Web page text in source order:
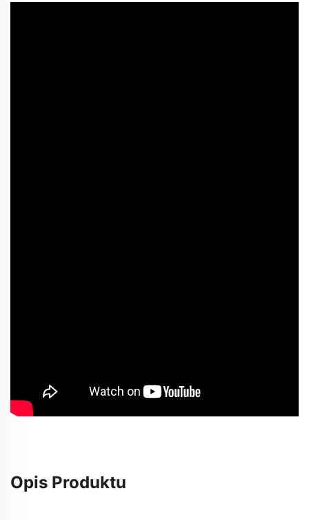
Opis Produktu